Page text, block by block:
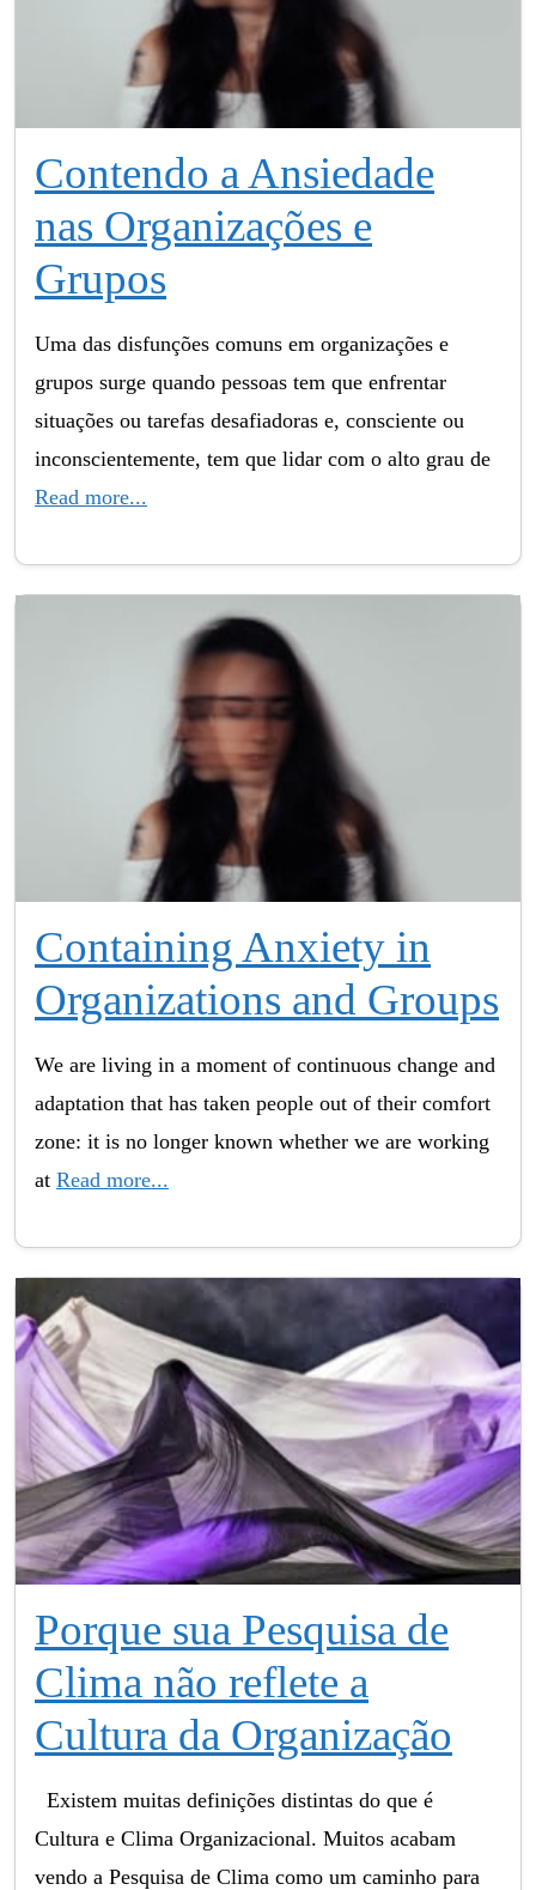
Contendo a Ansiedade
nas Organizações e
Grupos
Uma das disfunções comuns em organizações e
grupos surge quando pessoas tem que enfrentar
situações ou tarefas desafiadoras e, consciente ou
inconscientemente, tem que lidar com o alto grau de
Read more...
Containing Anxiety in
Organizations and Groups
We are living in a moment of continuous change and
adaptation that has taken people out of their comfort
zone: it is no longer known whether we are working
at Read more...
Porque sua Pesquisa de
Clima não reflete a
Cultura da Organização
Existem muitas definições distintas do que é
Cultura e Clima Organizacional. Muitos acabam
vendo a Pesquisa de Clima como um caminho para